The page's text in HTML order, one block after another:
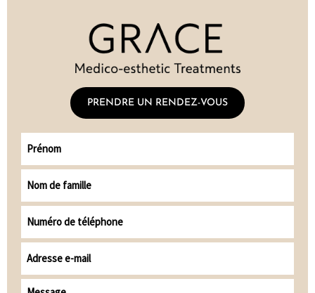
PRENDRE UN RENDEZ-VOUS
Prénom
Numéro
Message